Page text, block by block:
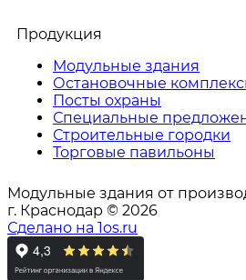
Продукция
Модульные здания
Остановочные
Посты охраны
Специальные
Строительные городки
Торговые павильоны
Модульные здания от
г. Краснодар © 2026
Сделано на 1os.ru